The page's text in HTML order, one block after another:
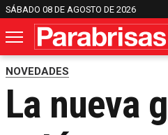
SÁBADO 08 DE AGOSTO DE 2026
NOVEDADES
La nueva